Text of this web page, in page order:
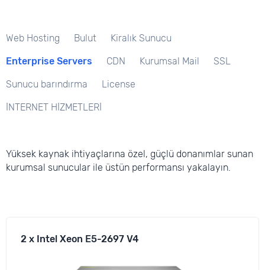
Web Hosting Bulut Kiralık Sunucu
Enterprise Servers CDN Kurumsal Mail SSL
Sunucu barındırma License
İNTERNET HİZMETLERİ
Yüksek kaynak ihtiyaçlarına özel, güçlü donanımlar sunan
kurumsal sunucular ile üstün performansı yakalayın.
2 x Intel Xeon E5-2697 V4